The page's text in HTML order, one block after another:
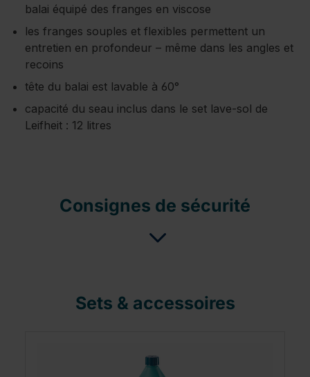
balai équipé des franges en viscose
les franges souples et flexibles permettent un
entretien en profondeur – même dans les angles et
recoins
tête du balai est lavable à 60°
capacité du seau inclus dans le set lave-sol de
Leifheit : 12 litres
Consignes de sécurité
Sets & accessoires